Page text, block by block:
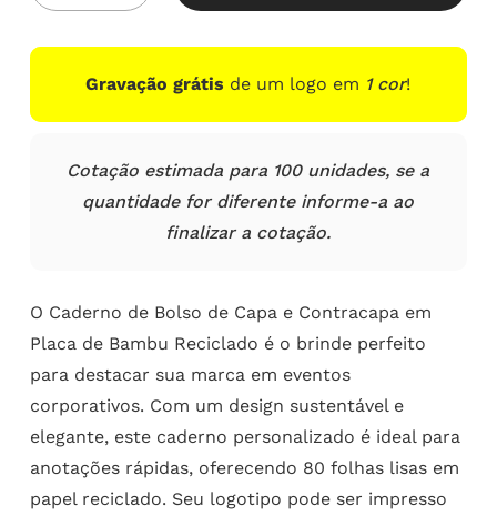
Gravação grátis de um logo em 1 cor!
Cotação estimada para 100 unidades, se a
quantidade for diferente informe-a ao
finalizar a cotação.
O Caderno de Bolso de Capa e Contracapa em
Placa de Bambu Reciclado é o brinde perfeito
para destacar sua marca em eventos
corporativos. Com um design sustentável e
elegante, este caderno personalizado é ideal para
anotações rápidas, oferecendo 80 folhas lisas em
papel reciclado. Seu logotipo pode ser impresso